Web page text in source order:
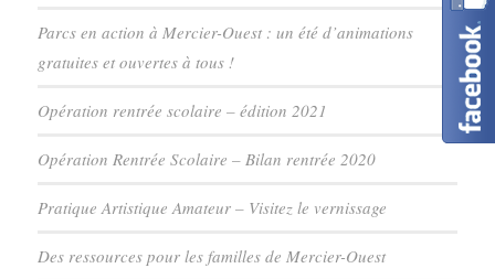
Parcs en action à Mercier-Ouest : un été d’animations
gratuites et ouvertes à tous !
Opération rentrée scolaire – édition 2021
Opération Rentrée Scolaire – Bilan rentrée 2020
Pratique Artistique Amateur – Visitez le vernissage
Des ressources pour les familles de Mercier-Ouest